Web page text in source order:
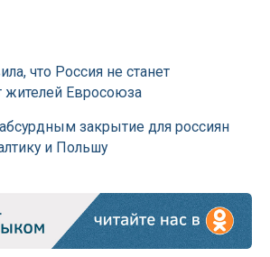
что Россия не станет
жителей Евросоюза
закрытие для россиян
и Польшу